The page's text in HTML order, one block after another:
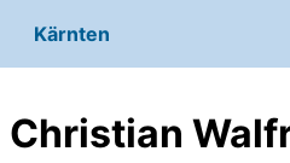
Kärnten
Christian